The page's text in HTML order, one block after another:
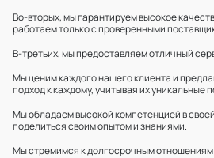
Во-вторых, мы гарантируем высокое
работаем только с проверенными
В-третьих, мы предоставляем отличный
Мы ценим каждого нашего клиента и
подход к каждому, учитывая их уникальные
Мы обладаем высокой компетенцией в
поделиться своим опытом и знаниями.
Мы стремимся к долгосрочным